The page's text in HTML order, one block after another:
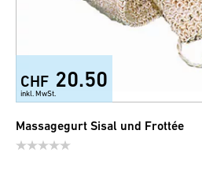
CHF 20.50
inkl. MwSt.
Massagegurt Sisal und Frottée